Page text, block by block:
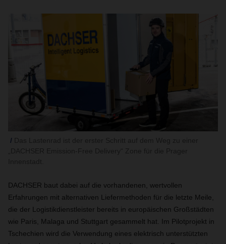
DACHSER baut dabei auf die vorhandenen, wertvollen
Erfahrungen mit alternativen Liefermethoden für die letzte Meile,
die der Logistikdienstleister bereits in europäischen Großstädten
wie Paris, Malaga und Stuttgart gesammelt hat. Im Pilotprojekt in
Tschechien wird die Verwendung eines elektrisch unterstützten